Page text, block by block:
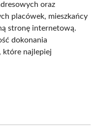
oraz
placówek, mieszkańcy
stronę internetową.
dokonania
które najlepiej